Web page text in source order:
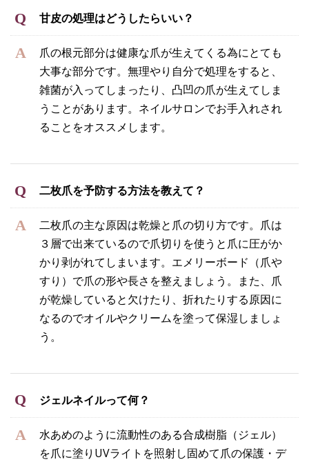
甘皮の処理はどうしたらいい？
爪の根元部分は健康な爪が生えてくる為にとても
大事な部分です。無理やり自分で処理をすると、
雑菌が入ってしまったり、凸凹の爪が生えてしま
うことがあります。ネイルサロンでお手入れされ
ることをオススメします。
二枚爪を予防する方法を教えて？
二枚爪の主な原因は乾燥と爪の切り方です。爪は
３層で出来ているので爪切りを使うと爪に圧がか
かり剥がれてしまいます。エメリーボード（爪や
すり）で爪の形や長さを整えましょう。また、爪
が乾燥していると欠けたり、折れたりする原因に
なるのでオイルやクリームを塗って保湿しましょ
う。
ジェルネイルって何？
水あめのように流動性のある合成樹脂（ジェル）
を爪に塗りUVライトを照射し固めて爪の保護・デ